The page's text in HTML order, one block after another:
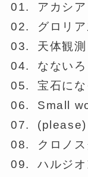
01. アカシア
02. グロリア
03. 天体観測
04. なないろ
05. 宝石にな
06. Small
07. (please)
08. クロノ
09. ハルジオ